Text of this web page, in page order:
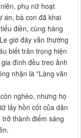
phụ nữ hoạt
án, bà con đã khai
điền, cùng hàng
giờ đây vẫn thường
biết trân trọng hiện
đình đều treo ảnh
nhận là "Làng văn
nghèo, nhưng họ
lấy hồn cốt của dân
thành điểm sáng